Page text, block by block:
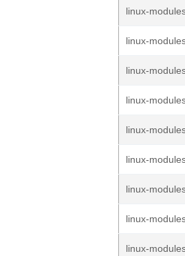
linux-
linux-
linux-
linux-
linux-
linux-
linux-
linux-
linux-